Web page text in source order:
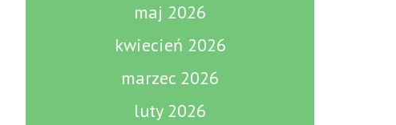
maj 2026
kwiecień 2026
marzec 2026
luty 2026